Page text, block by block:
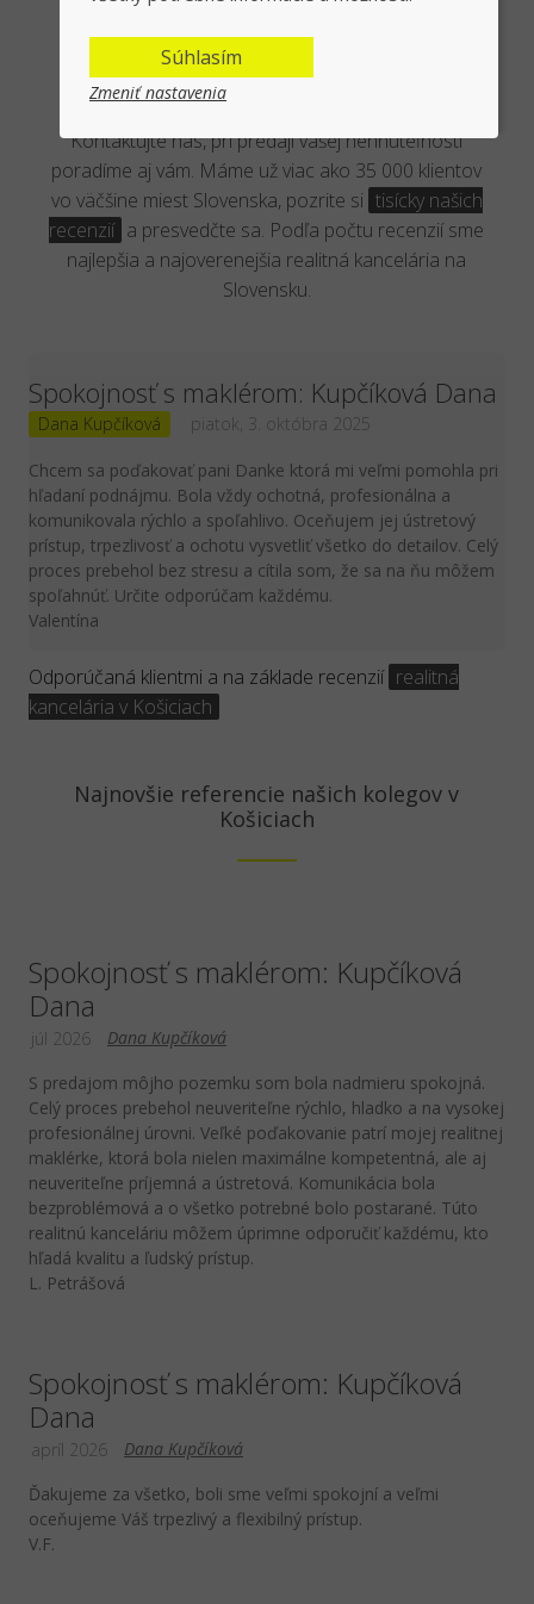
Overená kancelária reálnymi
klientmi
Kontaktujte nás, pri predaji vašej nehnuteľnosti
poradíme aj vám. Máme už viac ako 35 000 klientov
vo väčšine miest Slovenska, pozrite si tisícky našich
recenzií a presvedčte sa. Podľa počtu recenzií sme
najlepšia a najoverenejšia realitná kancelária na
Slovensku.
Spokojnosť s maklérom: Kupčíková Dana
Dana Kupčíková piatok, 3. októbra 2025
Chcem sa poďakovať pani Danke ktorá mi veľmi pomohla pri
hľadaní podnájmu. Bola vždy ochotná, profesionálna a
komunikovala rýchlo a spoľahlivo. Oceňujem jej ústretový
prístup, trpezlivosť a ochotu vysvetliť všetko do detailov. Celý
proces prebehol bez stresu a cítila som, že sa na ňu môžem
spoľahnúť. Určite odporúčam každému.
Valentína
Odporúčaná klientmi a na základe recenzií realitná
kancelária v Košiciach
Najnovšie referencie našich kolegov v
Košiciach
Spokojnosť s maklérom: Kupčíková
Dana
Dana Kupčíková
júl 2026
​S predajom môjho pozemku som bola nadmieru spokojná.
Celý proces prebehol neuveriteľne rýchlo, hladko a na vysokej
profesionálnej úrovni. Veľké poďakovanie patrí mojej realitnej
maklérke, ktorá bola nielen maximálne kompetentná, ale aj
neuveriteľne príjemná a ústretová. Komunikácia bola
bezproblémová a o všetko potrebné bolo postarané. Túto
realitnú kanceláriu môžem úprimne odporučiť každému, kto
hľadá kvalitu a ľudský prístup.
L. Petrášová
Spokojnosť s maklérom: Kupčíková
Dana
Dana Kupčíková
apríl 2026
Ďakujeme za všetko, boli sme veľmi spokojní a veľmi
oceňujeme Váš trpezlivý a flexibilný prístup.
V.F.
Súhlasím
Zmeniť nastavenia